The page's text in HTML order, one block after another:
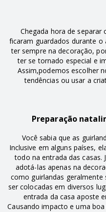
Chegada hora de
ficaram guardados durante
ter sempre na decoração,
ter se tornado especial e
Assim,podemos escolher
tendências ou usar a
Preparação
Você sabia que as
Inclusive em alguns países,
todo na entrada das casas.
adotá-las apenas na
como guirlandas geralmente
ser colocadas em diversos
entrada da casa aposte
Causando impacto e uma